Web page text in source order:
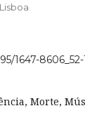
1647-8606_52-
Morte,